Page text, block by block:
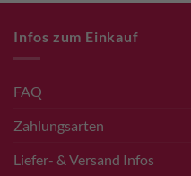
Infos zum Einkauf
FAQ
Zahlungsarten
Liefer- & Versand Infos